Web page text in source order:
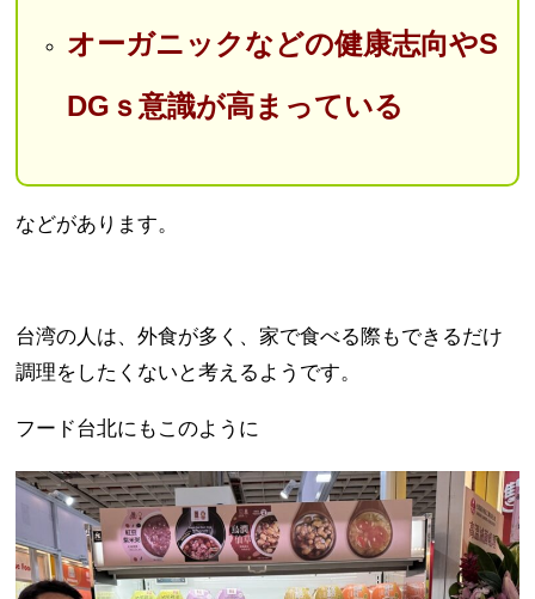
オーガニックなどの健康志向やS
DGｓ意識が高まっている
などがあります。
台湾の人は、外食が多く、家で食べる際もできるだけ
調理をしたくないと考えるようです。
フード台北にもこのように